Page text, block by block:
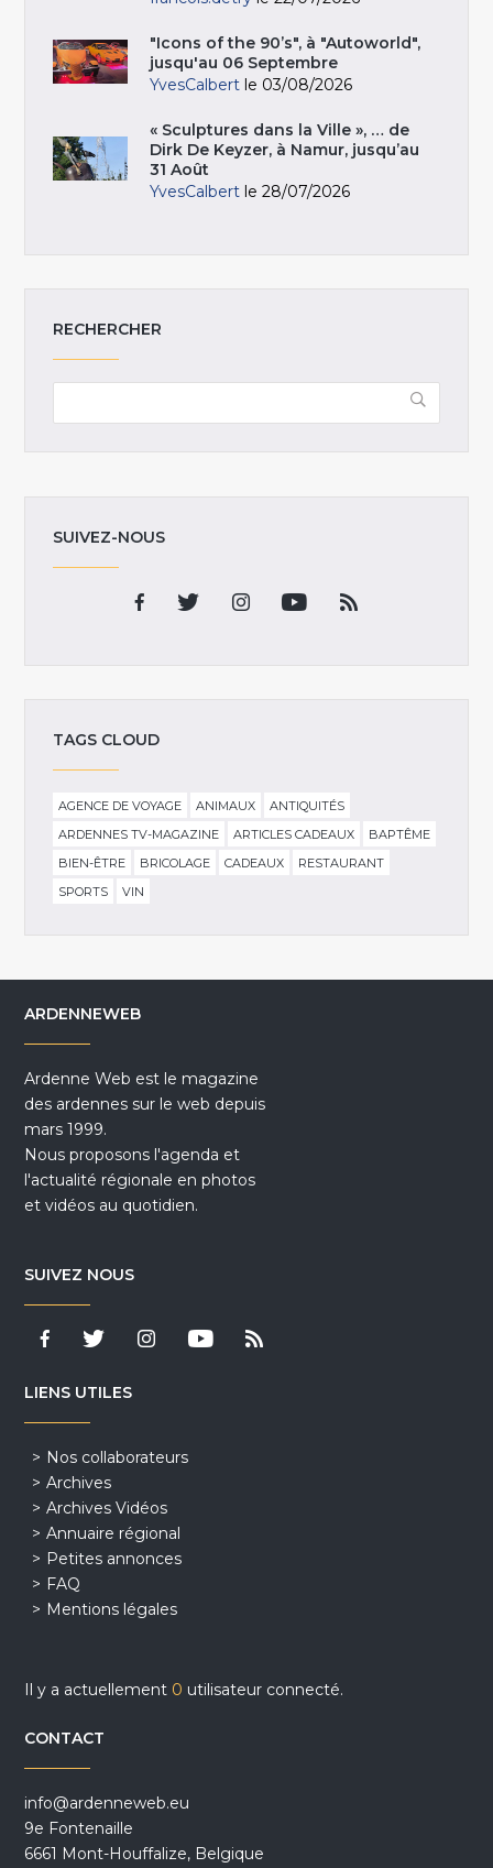
"Icons of the 90’s", à "Autoworld",
jusqu'au 06 Septembre
YvesCalbert le 03/08/2026
« Sculptures dans la Ville », … de
Dirk De Keyzer, à Namur, jusqu’au
31 Août
YvesCalbert le 28/07/2026
RECHERCHER
SUIVEZ-NOUS
TAGS CLOUD
AGENCE DE VOYAGE ANIMAUX
ANTIQUITÉS
ARDENNES TV-MAGAZINE
ARTICLES CADEAUX
BAPTÊME
BIEN-ÊTRE
BRICOLAGE CADEAUX
RESTAURANT
SPORTS
VIN
ARDENNEWEB
Ardenne Web est le magazine
des ardennes sur le web depuis
mars 1999.
Nous proposons l'agenda et
l'actualité régionale en photos
et vidéos au quotidien.
SUIVEZ NOUS
LIENS UTILES
Nos collaborateurs
Archives
Archives Vidéos
Annuaire régional
Petites annonces
FAQ
Mentions légales
Il y a actuellement 0 utilisateur connecté.
CONTACT
info@ardenneweb.eu
9e Fontenaille
6661 Mont-Houffalize, Belgique